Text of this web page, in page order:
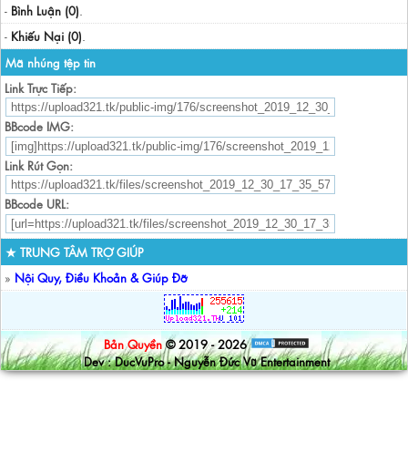
- Bình Luận (0).
- Khiếu Nại (0).
Mã nhúng tệp tin
Link Trực Tiếp:
BBcode IMG:
Link Rút Gọn:
BBcode URL:
★ TRUNG TÂM TRỢ GIÚP
» Nội Quy, Điều Khoản & Giúp Đỡ
Bản Quyền © 2019 - 2026
Dev : DucVuPro - Nguyễn Đức Vũ Entertainment